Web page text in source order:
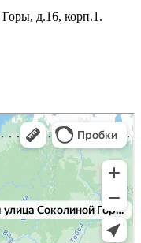
д.16, корп.1.